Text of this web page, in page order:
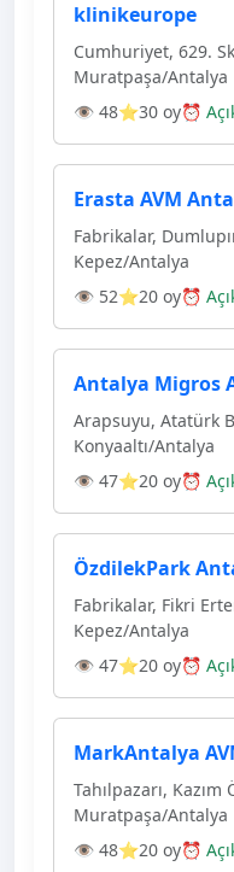
klinikeurope
Cumhuriyet, 629.
Muratpaşa/Antalya
👁 48⭐30 oy⏰
Erasta AVM
Fabrikalar,
Kepez/Antalya
👁 52⭐20 oy⏰
Antalya Migros
Arapsuyu, Atatürk
Konyaaltı/Antalya
👁 47⭐20 oy⏰
ÖzdilekPark
Fabrikalar, Fikri
Kepez/Antalya
👁 47⭐20 oy⏰
MarkAntalya
Tahılpazarı,
Muratpaşa/Antalya
👁 48⭐20 oy⏰